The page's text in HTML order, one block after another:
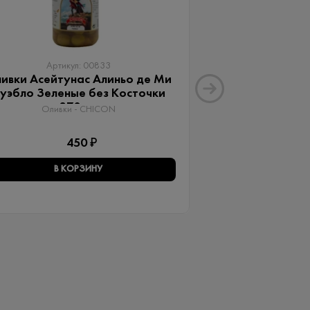
Артикул: 00833
Асейтунас Алиньо де Ми
Зеленые без Косточки
370 мл
Оливки - CHICON
450 ₽
В КОРЗИНУ